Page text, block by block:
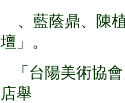
、藍蔭鼎、陳
壇」。
「台陽美術協會
店舉